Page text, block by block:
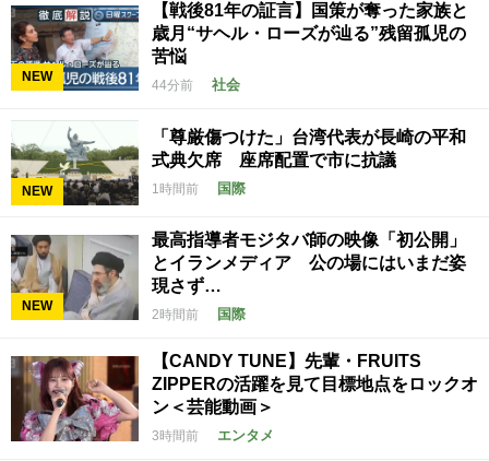
NEW
【戦後81年の証言】国策が奪った家族と
歳月“サヘル・ローズが辿る”残留孤児の
苦悩
44分前 社会
NEW
「尊厳傷つけた」台湾代表が長崎の平和
式典欠席 座席配置で市に抗議
1時間前 国際
NEW
最高指導者モジタバ師の映像「初公開」
とイランメディア 公の場にはいまだ姿
現さず…
2時間前 国際
【CANDY TUNE】先輩・FRUITS
ZIPPERの活躍を見て目標地点をロックオ
ン＜芸能動画＞
3時間前 エンタメ